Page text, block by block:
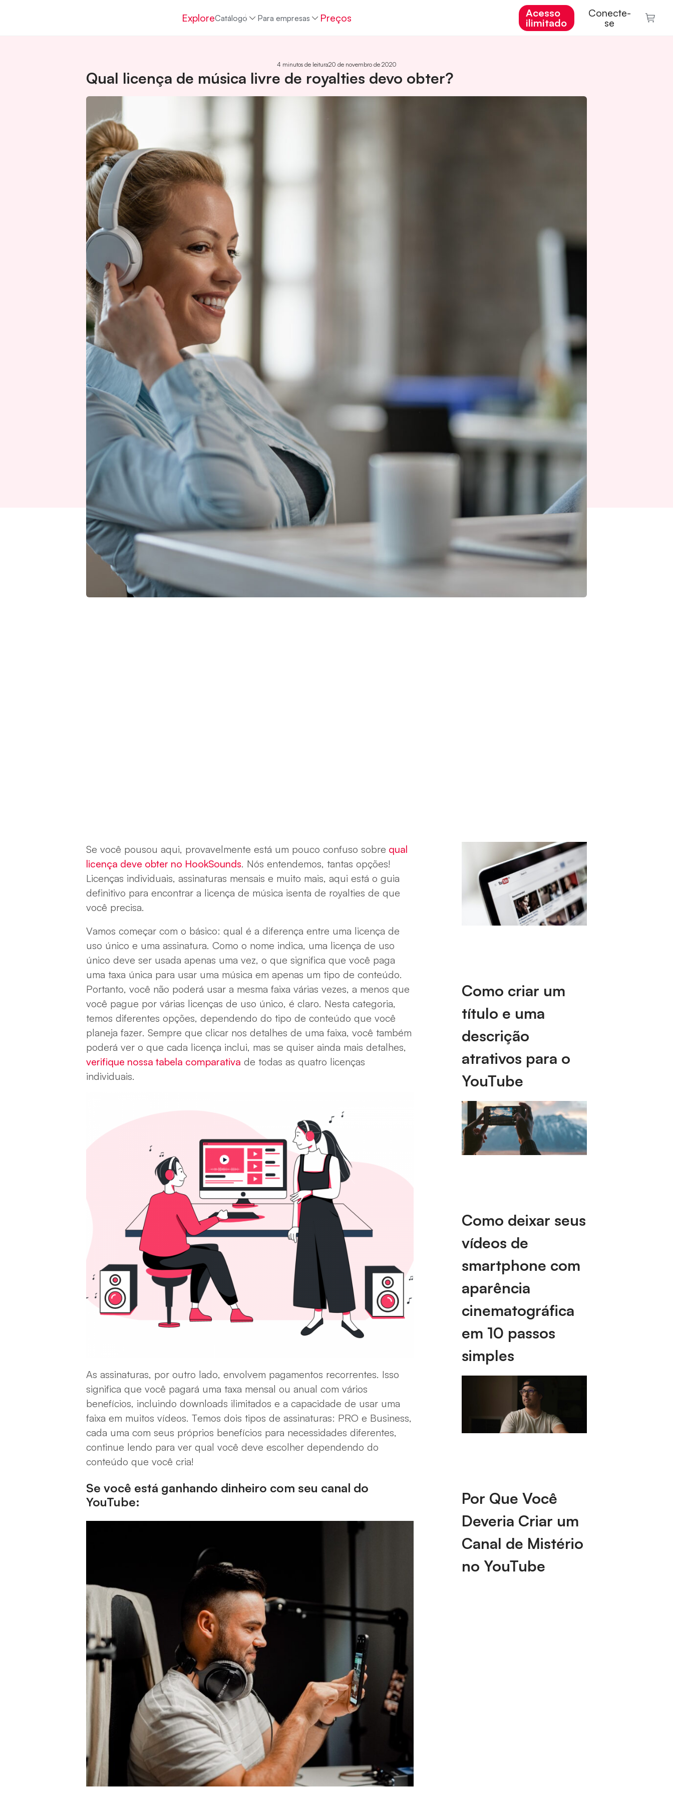
ExploreCatálogo Para empresas Preços
Acesso
ilimitado
Conecte-
se
4 minutos de leitura20 de novembro de 2020
Qual licença de música livre de royalties devo obter?
Se você pousou aqui, provavelmente está um pouco confuso sobre qual
licença deve obter no HookSounds. Nós entendemos, tantas opções!
Licenças individuais, assinaturas mensais e muito mais, aqui está o guia
definitivo para encontrar a licença de música isenta de royalties de que
você precisa.
Vamos começar com o básico: qual é a diferença entre uma licença de
uso único e uma assinatura. Como o nome indica, uma licença de uso
único deve ser usada apenas uma vez, o que significa que você paga
uma taxa única para usar uma música em apenas um tipo de conteúdo.
Portanto, você não poderá usar a mesma faixa várias vezes, a menos que
você pague por várias licenças de uso único, é claro. Nesta categoria,
temos diferentes opções, dependendo do tipo de conteúdo que você
planeja fazer. Sempre que clicar nos detalhes de uma faixa, você também
poderá ver o que cada licença inclui, mas se quiser ainda mais detalhes,
verifique nossa tabela comparativa de todas as quatro licenças
individuais.
As assinaturas, por outro lado, envolvem pagamentos recorrentes. Isso
significa que você pagará uma taxa mensal ou anual com vários
benefícios, incluindo downloads ilimitados e a capacidade de usar uma
faixa em muitos vídeos. Temos dois tipos de assinaturas: PRO e Business,
cada uma com seus próprios benefícios para necessidades diferentes,
continue lendo para ver qual você deve escolher dependendo do
conteúdo que você cria!
Se você está ganhando dinheiro com seu canal do
YouTube:
Como criar um
título e uma
descrição
atrativos para o
YouTube
Como deixar seus
vídeos de
smartphone com
aparência
cinematográfica
em 10 passos
simples
Por Que Você
Deveria Criar um
Canal de Mistério
no YouTube